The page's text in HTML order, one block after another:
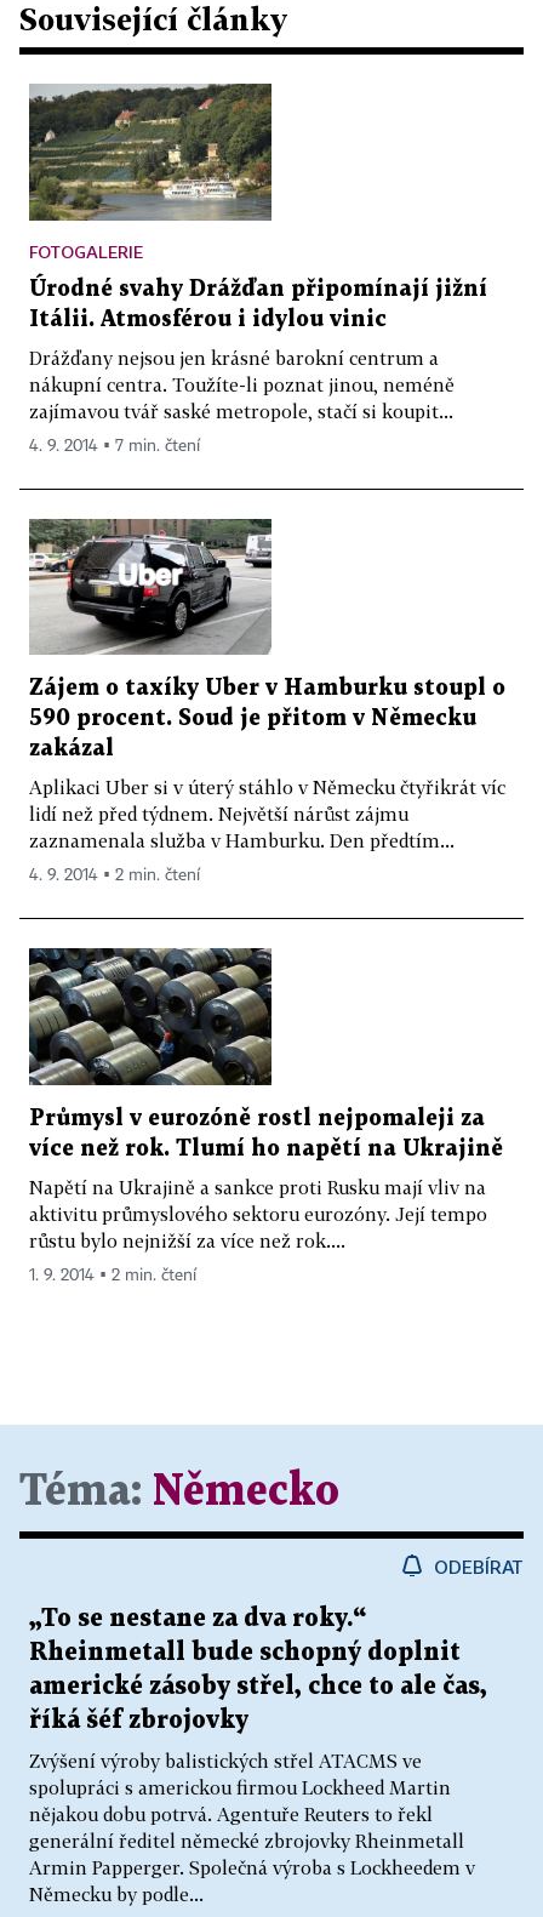
Související články
FOTOGALERIE
Úrodné svahy Drážďan připomínají jižní
Itálii. Atmosférou i idylou vinic
Drážďany nejsou jen krásné barokní centrum a
nákupní centra. Toužíte-li poznat jinou, neméně
zajímavou tvář saské metropole, stačí si koupit...
4. 9. 2014 ▪ 7 min. čtení
Zájem o taxíky Uber v Hamburku stoupl o
590 procent. Soud je přitom v Německu
zakázal
Aplikaci Uber si v úterý stáhlo v Německu čtyřikrát víc
lidí než před týdnem. Největší nárůst zájmu
zaznamenala služba v Hamburku. Den předtím...
4. 9. 2014 ▪ 2 min. čtení
Průmysl v eurozóně rostl nejpomaleji za
více než rok. Tlumí ho napětí na Ukrajině
Napětí na Ukrajině a sankce proti Rusku mají vliv na
aktivitu průmyslového sektoru eurozóny. Její tempo
růstu bylo nejnižší za více než rok....
1. 9. 2014 ▪ 2 min. čtení
Téma: Německo
ODEBÍRAT
„To se nestane za dva roky.“
Rheinmetall bude schopný doplnit
americké zásoby střel, chce to ale čas,
říká šéf zbrojovky
Zvýšení výroby balistických střel ATACMS ve
spolupráci s americkou firmou Lockheed Martin
nějakou dobu potrvá. Agentuře Reuters to řekl
generální ředitel německé zbrojovky Rheinmetall
Armin Papperger. Společná výroba s Lockheedem v
Německu by podle...